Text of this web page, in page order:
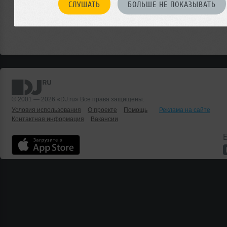
СЛУШАТЬ БОЛЬШЕ НЕ ПОКАЗЫВАТЬ
© 2001 — 2026 «DJ.ru» Все права защищены.
Условия использования
О проекте Помощь
Реклама на сайте
Контактная информация
Вакансии